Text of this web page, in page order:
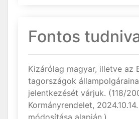
Fontos
Kizárólag magyar, illetve az
tagországok
jelentkezését várjuk. (118/
Kormányrendelet,
módosítása alapján.)